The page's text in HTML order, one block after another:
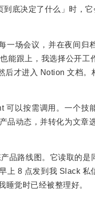
底决定了什么」时，它
一场会议，并在夜间归
能跟上，我选择公开
才进入 Notion 文档。
以按需调用。一个技
品动态，并转化为文章
品路线图。它读取的是
上 8 点发到我 Slack 私
觉时已经被整理好。